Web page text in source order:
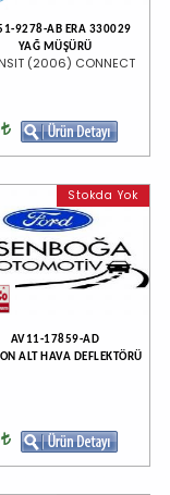
9278-AB ERA 330029
YAĞ MÜŞÜRÜ
(2006) CONNECT
Stokda Yok
AV11-17859-AD
ALT HAVA DEFLEKTÖRÜ